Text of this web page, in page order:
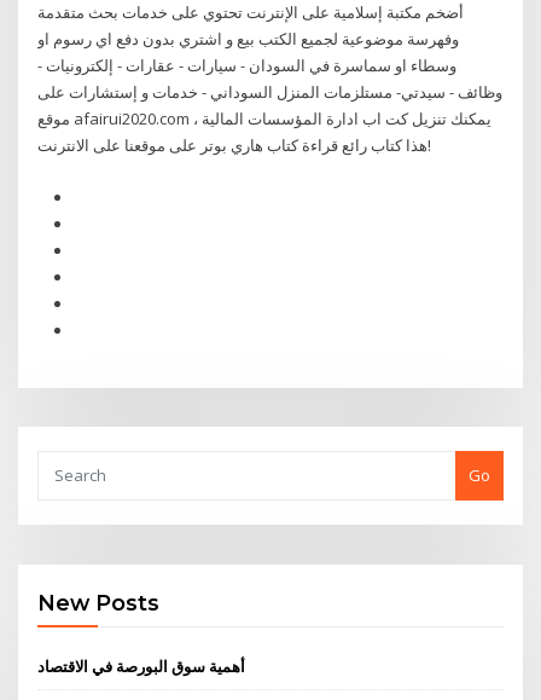
أضخم مكتبة إسلامية على الإنترنت تحتوي على خدمات بحث متقدمة
وفهرسة موضوعية لجميع الكتب بيع و اشتري بدون دفع اي رسوم او
وسطاء او سماسرة في السودان - سيارات - عقارات - إلكترونيات -
وظائف - سيدتي- مستلزمات المنزل السوداني - خدمات و إستشارات على
موقع afairui2020.com ، يمكنك تنزيل كت اب ادارة المؤسسات المالية
هذا كتاب رائع قراءة كتاب هاري بوتر على موقعنا على الانترنت!
Go
New Posts
أهمية سوق البورصة في الاقتصاد